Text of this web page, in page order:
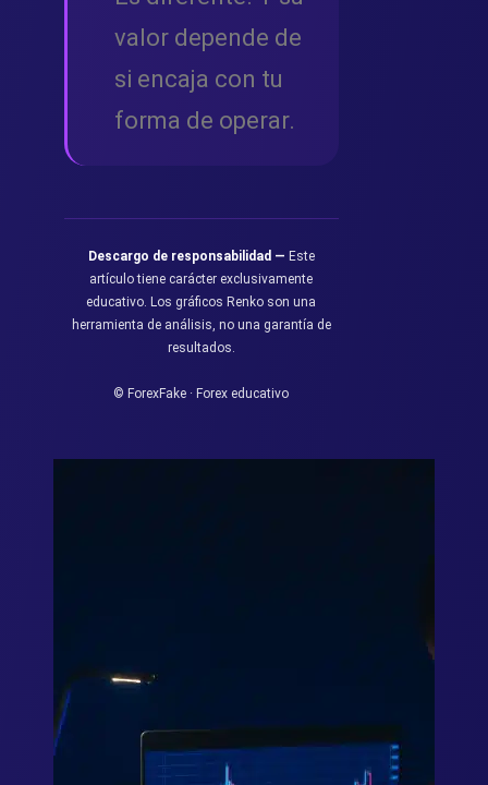
valor depende de
si encaja con tu
forma de operar.
Descargo de responsabilidad — Este
artículo tiene carácter exclusivamente
educativo. Los gráficos Renko son una
herramienta de análisis, no una garantía de
resultados.
© ForexFake · Forex educativo